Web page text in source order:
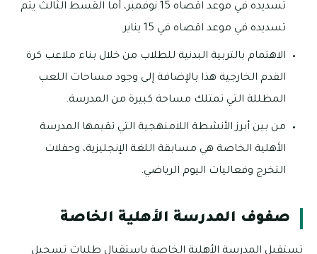
تسديده في موعد اقصاه 15 نوفمبر، أما القسط الثالث يتم
تسديده في موعد اقصاه في 15 يناير.
الاهتمام بالتربية البدنية للطلاب من خلال بناء ملاعب كرة
القدم الخارجية هذا بالإضافة إلى وجود مساحات اللعب
المظللة التي تمتلك مساحة كبيرة من المدرسة.
من بين أبرز الأنشطة اللامنهجية التي تقيمها المدرسة
الأهلية الخاصة هي مسابقة اللغة الإنجليزية، وحفلات
التخرج وفعاليات اليوم الرياضي.
صفوف المدرسة الأهلية الخاصة
تستقبل المدرسة الأهلية الخاصة باستقبال طلبات تسجيل